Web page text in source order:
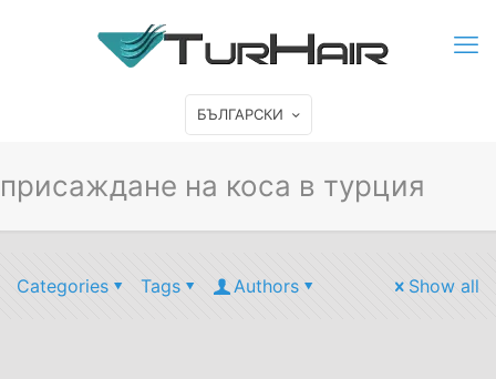
БЪЛГАРСКИ
присаждане на коса в турция
Categories Tags Authors Show all